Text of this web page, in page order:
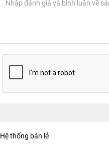
Hệ thống bán lẻ